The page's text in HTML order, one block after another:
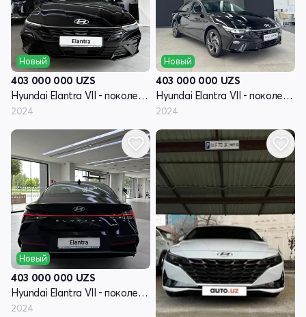
Новый
403 000 000 UZS
Hyundai Elantra VII - поколение рестайлинг (CN7)
2024
Новый
403 000 000 UZS
Hyundai Elantra VII - поколение рестайлинг (CN7)
2024
Новый
403 000 000 UZS
Hyundai Elantra VII - поколение рестайлинг (CN7)
2024